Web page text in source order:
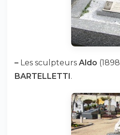
– Les sculpteurs Aldo
BARTELLETTI.